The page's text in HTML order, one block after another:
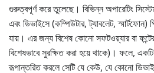
গুরুত্বপূর্ণ করে তুলেছে। বিভিন্ন অপারেটিং
এবং ডিভাইসে (কম্পিউটার, ট্যাবলেট,
যায়। এর জন্য বিশেষ কোনো সফটওয়্যার বা
বিশেষভাবে সুরক্ষিত করা হয়ে থাকে)। ফলে,
রূপান্তরিত করলে সেটি যে কেউ, যে কোনো